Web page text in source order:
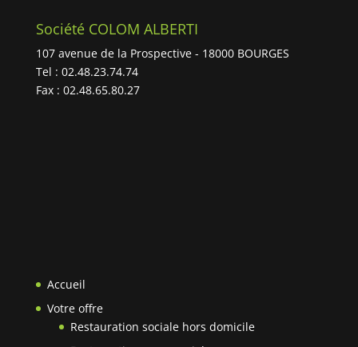
Société COLOM ALBERTI
107 avenue de la Prospective - 18000 BOURGES
Tel : 02.48.23.74.74
Fax : 02.48.65.80.27
Accueil
Votre offre
Restauration sociale hors domicile